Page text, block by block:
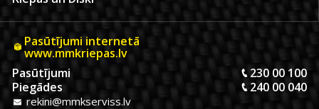
Pasūtījumi internetā
www.mmkriepas.lv
Pasūtījumi
230 00 100
Piegādes
240 00 040
rekini@mmkserviss.lv